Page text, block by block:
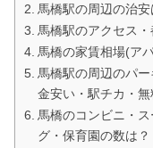
馬橋駅の周辺の治
馬橋駅のアクセス
馬橋の家賃相場(ア
馬橋駅の周辺のパ
金安い・駅チカ・無
馬橋のコンビニ・
グ・保育園の数は？